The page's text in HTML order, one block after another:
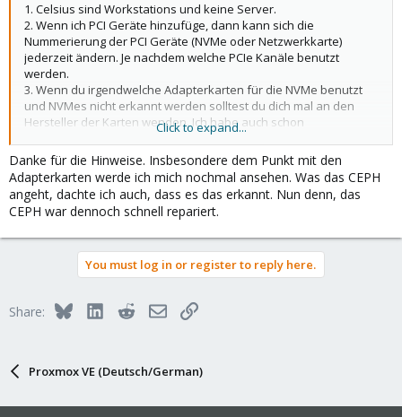
1. Celsius sind Workstations und keine Server.
2. Wenn ich PCI Geräte hinzufüge, dann kann sich die
Nummerierung der PCI Geräte (NVMe oder Netzwerkkarte)
jederzeit ändern. Je nachdem welche PCIe Kanäle benutzt
werden.
3. Wenn du irgendwelche Adapterkarten für die NVMe benutzt
und NVMes nicht erkannt werden solltest du dich mal an den
Hersteller der Karten wenden. Ich habe auch schon
adapterkarten gesehen, wo man 4x m.2 NVMe drauf schrauben
kann und die funktionieren Tadellos. Sind aber PCIe 16x Karten
die auch einen PCIe 16x Slot benötigen. Bei einem 8x Slot werden
natürlich nur zwei NVMe erkannt.
4. Ceph sollte es eigentlich egal sein welchen Name die Disk
bekommt. Die Metadaten stehen ja auf der Disk.
Click to expand...
Danke für die Hinweise. Insbesondere dem Punkt mit den
Adapterkarten werde ich mich nochmal ansehen. Was das CEPH
angeht, dachte ich auch, dass es das erkannt. Nun denn, das
CEPH war dennoch schnell repariert.
You must log in or register to reply here.
Share: BlueskyLinkedInRedditEmailLink
Proxmox VE (Deutsch/German)